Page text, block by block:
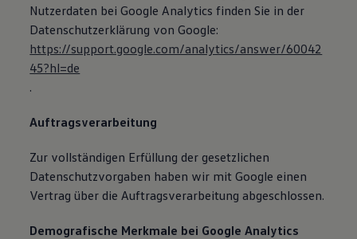
Nutzerdaten bei Google Analytics finden Sie in der
Datenschutzerklärung von Google:
https://support.google.com/analytics/answer/60042
45?hl=de
.
Auftragsverarbeitung
Zur vollständigen Erfüllung der gesetzlichen
Datenschutzvorgaben haben wir mit Google einen
Vertrag über die Auftragsverarbeitung abgeschlossen.
Demografische Merkmale bei Google Analytics